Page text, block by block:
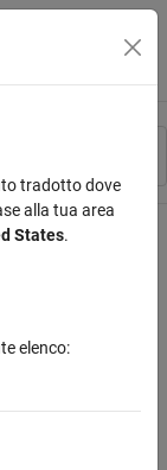
tradotto dove
alla tua area
States.
elenco: